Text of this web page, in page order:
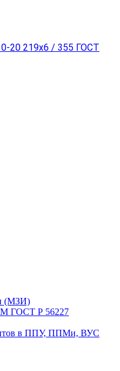
20 219x6 / 355 ГОСТ
(МЗИ)
ГОСТ Р 56227
в ППУ, ППМи, ВУС